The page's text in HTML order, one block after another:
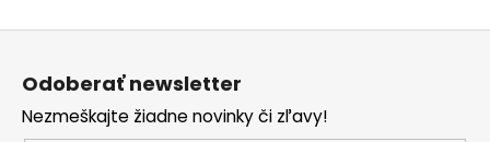
Z
Odoberať newsletter
Nezmeškajte žiadne novinky či zľavy!